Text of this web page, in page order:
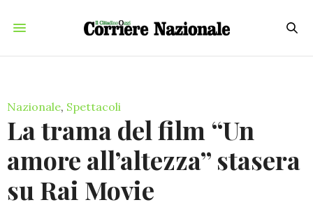
Nazionale, Spettacoli
La trama del film “Un
amore all’altezza” stasera
su Rai Movie